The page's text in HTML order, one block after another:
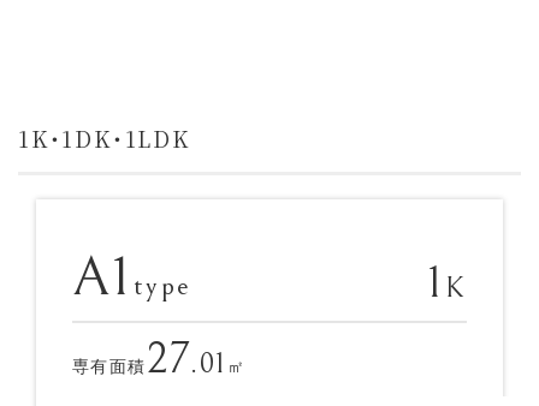
1K・1DK・1LDK
A1 type 1 K
専有面積27.01 ㎡